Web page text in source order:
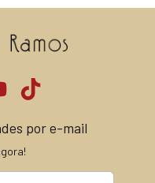
por e-mail